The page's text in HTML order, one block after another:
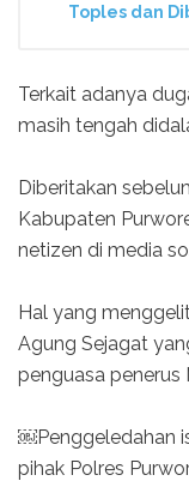
Toples dan
Terkait adanya
masih tengah
Diberitakan
Kabupaten
netizen di media
Hal yang
Agung Sejagat
penguasa penerus
￼Penggeledahan
pihak Polres